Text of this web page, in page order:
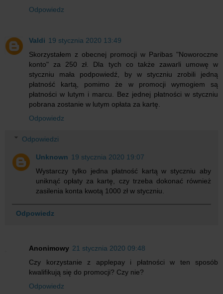
Odpowiedz
Valdi 19 stycznia 2020 13:49
Skorzystałem z obecnej promocji w Paribas "Noworoczne
konto" za 250 zł. Dla tych co także zawarli umowę w
styczniu mała podpowiedź, by w styczniu zrobili jedną
płatność kartą, pomimo że w promocji wymogiem są
płatności w lutym i marcu. Bez jednej płatności w styczniu
pobrana zostanie w lutym opłata za kartę.
Odpowiedz
Odpowiedzi
Unknown 19 stycznia 2020 19:07
Wystarczy tylko jedna płatność kartą w styczniu aby
uniknąć opłaty za kartę, czy trzeba dokonać również
zasilenia konta kwotą 1000 zł w styczniu.
Odpowiedz
Anonimowy 21 stycznia 2020 09:48
Czy korzystanie z applepay i płatności w ten sposób
kwalifikują się do promocji? Czy nie?
Odpowiedz